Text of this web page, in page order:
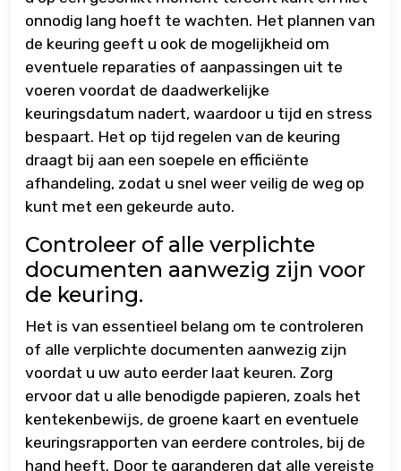
onnodig lang hoeft te wachten. Het plannen van
de keuring geeft u ook de mogelijkheid om
eventuele reparaties of aanpassingen uit te
voeren voordat de daadwerkelijke
keuringsdatum nadert, waardoor u tijd en stress
bespaart. Het op tijd regelen van de keuring
draagt bij aan een soepele en efficiënte
afhandeling, zodat u snel weer veilig de weg op
kunt met een gekeurde auto.
Controleer of alle verplichte
documenten aanwezig zijn voor
de keuring.
Het is van essentieel belang om te controleren
of alle verplichte documenten aanwezig zijn
voordat u uw auto eerder laat keuren. Zorg
ervoor dat u alle benodigde papieren, zoals het
kentekenbewijs, de groene kaart en eventuele
keuringsrapporten van eerdere controles, bij de
hand heeft. Door te garanderen dat alle vereiste